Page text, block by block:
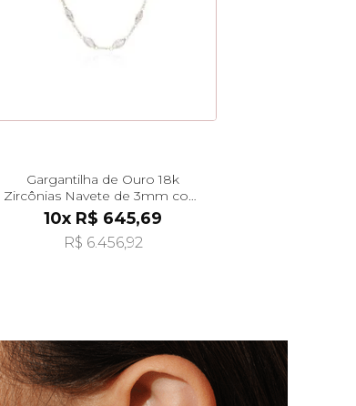
Gargantilha de Ouro 18k
Zircônias Navete de 3mm com
45cm ga08240
10x R$ 645,69
R$ 6.456,92